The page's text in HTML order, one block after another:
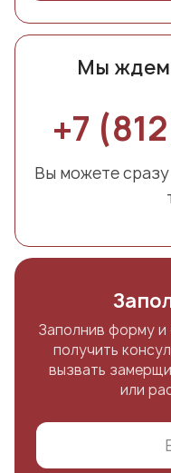
Мы ждем
+7
Вы можете
Заполнив форму и
получить
вызвать
или